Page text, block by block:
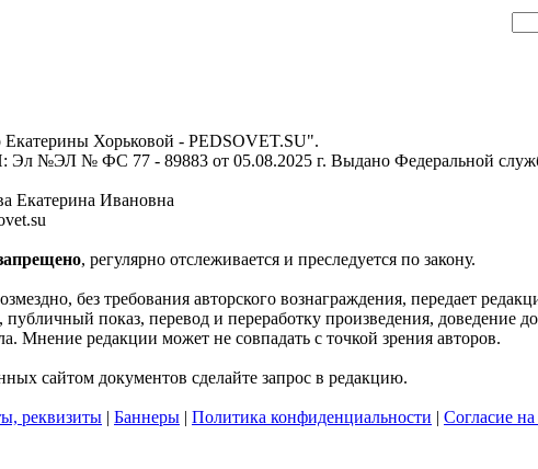
Екатерины Хорьковой - PEDSOVET.SU".
Эл №ЭЛ № ФС 77 - 89883 от 05.08.2025 г. Выдано Федеральной
Екатерина Ивановна
, регулярно отслеживается и преследуется по закону.
без требования авторского вознаграждения, передает
публичный показ, перевод и переработку произведения,
Мнение редакции может не совпадать с точкой зрения авторов.
сайтом документов сделайте запрос в редакцию.
реквизиты | Баннеры | Политика конфиденциальности | Согласие